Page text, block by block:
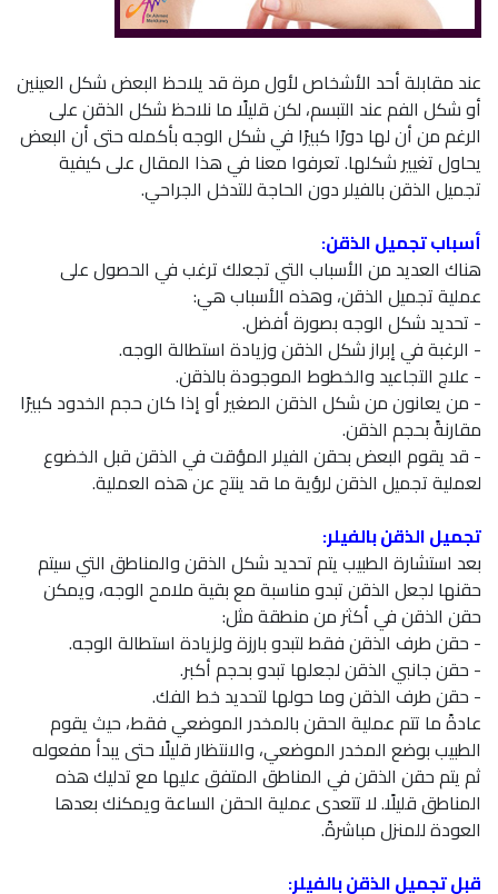
عند مقابلة أحد الأشخاص لأول مرة قد يلاحظ البعض شكل العينين
أو شكل الفم عند التبسم، لكن قليلًا ما نلاحظ شكل الذقن على
الرغم من أن لها دورًا كبيرًا في شكل الوجه بأكمله حتى أن البعض
يحاول تغيير شكلها. تعرفوا معنا في هذا المقال على كيفية
تجميل الذقن بالفيلر دون الحاجة للتدخل الجراحي.
أسباب تجميل الذقن:
هناك العديد من الأسباب التي تجعلك ترغب في الحصول على
عملية تجميل الذقن، وهذه الأسباب هي:
- تحديد شكل الوجه بصورة أفضل.
- الرغبة في إبراز شكل الذقن وزيادة استطالة الوجه.
- علاج التجاعيد والخطوط الموجودة بالذقن.
- من يعانون من شكل الذقن الصغير أو إذا كان حجم الخدود كبيرًا
مقارنةً بحجم الذقن.
- قد يقوم البعض بحقن الفيلر المؤقت في الذقن قبل الخضوع
لعملية تجميل الذقن لرؤية ما قد ينتج عن هذه العملية.
تجميل الذقن بالفيلر:
بعد استشارة الطبيب يتم تحديد شكل الذقن والمناطق التي سيتم
حقنها لجعل الذقن تبدو مناسبة مع بقية ملامح الوجه، ويمكن
حقن الذقن في أكثر من منطقة مثل:
- حقن طرف الذقن فقط لتبدو بارزة ولزيادة استطالة الوجه.
- حقن جانبي الذقن لجعلها تبدو بحجم أكبر.
- حقن طرف الذقن وما حولها لتحديد خط الفك.
عادةً ما تتم عملية الحقن بالمخدر الموضعي فقط، حيث يقوم
الطبيب بوضع المخدر الموضعي، والانتظار قليلًا حتى يبدأ مفعوله
ثم يتم حقن الذقن في المناطق المتفق عليها مع تدليك هذه
المناطق قليلًا. لا تتعدى عملية الحقن الساعة ويمكنك بعدها
العودة للمنزل مباشرةً.
قبل تجميل الذقن بالفيلر: